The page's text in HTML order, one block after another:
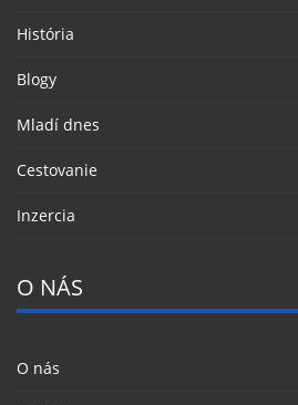
História
Blogy
Mladí dnes
Cestovanie
Inzercia
O NÁS
O nás